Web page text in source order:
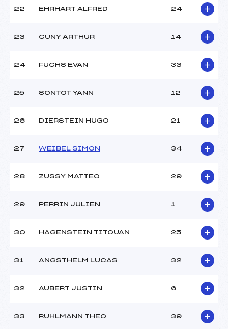
22 EHRHART ALFRED 24
23 CUNY ARTHUR 14
24 FUCHS EVAN 33
25 SONTOT YANN 12
26 DIERSTEIN HUGO 21
27 WEIBEL SIMON 34
28 ZUSSY MATTEO 29
29 PERRIN JULIEN 1
30 HAGENSTEIN TITOUAN 25
31 ANGSTHELM LUCAS 32
32 AUBERT JUSTIN 6
33 RUHLMANN THEO 39